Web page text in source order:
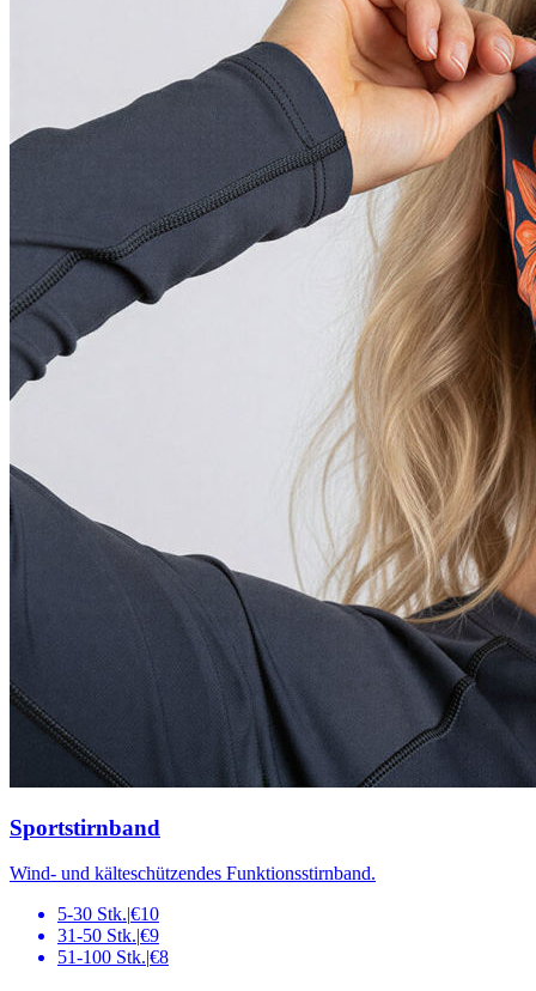
Sportstirnband
Wind- und kälteschützendes Funktionsstirnband.
5-30 Stk.|€10
31-50 Stk.|€9
51-100 Stk.|€8